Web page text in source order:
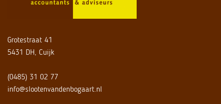
Grotestraat 41
5431 DH, Cuijk
(0485) 31 02 77
info@slootenvandenbogaart.nl